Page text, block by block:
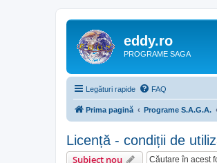
eddy.ro
PROGRAME SAGA
Legături rapide FAQ
Prima pagină Programe S.A.G.A.
Licență - condiții de
Subiect nou